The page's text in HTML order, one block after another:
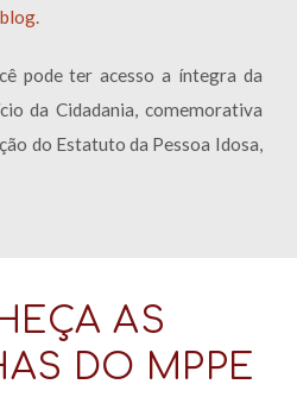
blog.
pode ter acesso a íntegra da
da Cidadania, comemorativa
do Estatuto da Pessoa Idosa,
AS
DO MPPE